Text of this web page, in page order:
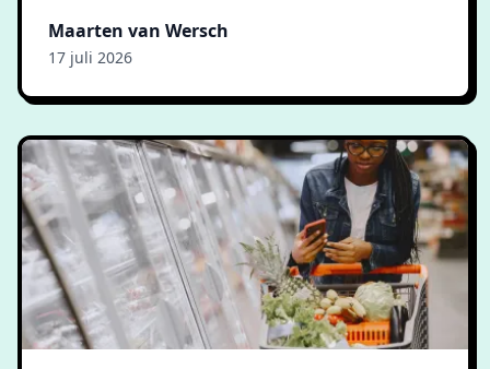
Maarten van Wersch
17 juli 2026